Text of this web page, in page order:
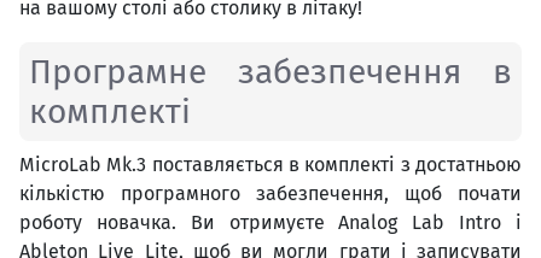
на вашому столі або столику в літаку!
Програмне забезпечення в
комплекті
MicroLab Mk.3 поставляється в комплекті з достатньою
кількістю програмного забезпечення, щоб почати
роботу новачка. Ви отримуєте Analog Lab Intro і
Ableton Live Lite, щоб ви могли грати і записувати